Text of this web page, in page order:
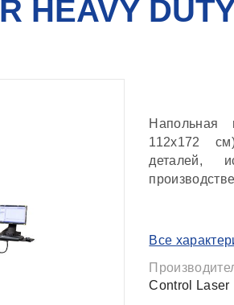
HEAVY
Напольная
112х172
деталей,
Все
Control Laser